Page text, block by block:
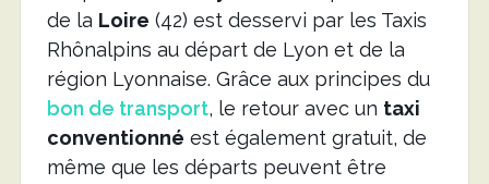
de la Loire (42) est desservi par les Taxis
Rhônalpins au départ de Lyon et de la
région Lyonnaise. Grâce aux principes du
bon de transport, le retour avec un taxi
conventionné est également gratuit, de
même que les départs peuvent être